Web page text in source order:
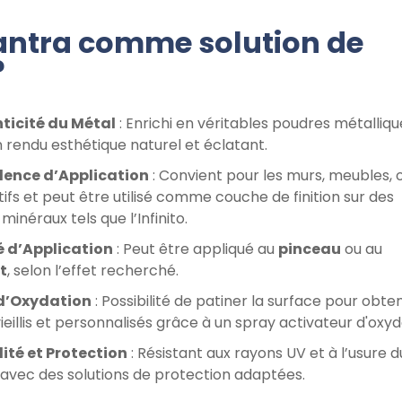
comme solution de
du Métal : Enrichi en véritables poudres
rendu esthétique naturel et éclatant.
d’Application : Convient pour les murs, meubles,
et peut être utilisé comme couche de finition sur des
tels que l’Infinito.
d’Application : Peut être appliqué au pinceau ou au
, selon l’effet recherché.
: Possibilité de patiner la surface pour
et personnalisés grâce à un spray activateur
et Protection : Résistant aux rayons UV et à l’usure
des solutions de protection adaptées.